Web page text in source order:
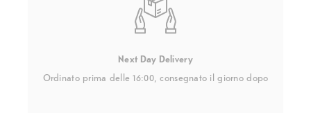
Next Day Delivery
Ordinato prima delle 16:00, consegnato il giorno dopo